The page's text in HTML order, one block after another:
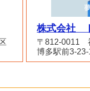
株式会社
〒812-0011
博多駅前3-